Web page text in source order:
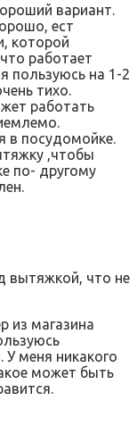
вариант.
ест
которой
работает
пользуюсь на 1-2
тихо.
работать
в посудомойке.
,чтобы
по- другому
вытяжкой, что не
из магазина
У меня никакого
может быть